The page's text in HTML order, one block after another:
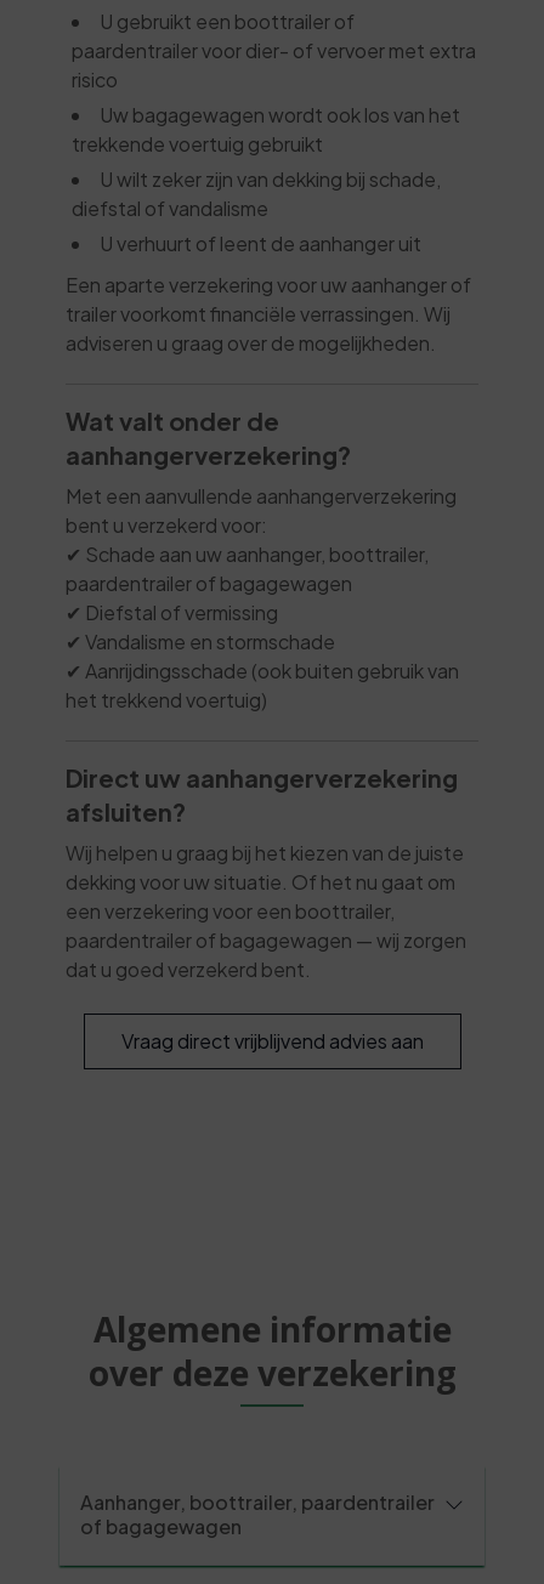
U gebruikt een boottrailer of
paardentrailer voor dier- of vervoer met extra
risico
Uw bagagewagen wordt ook los van het
trekkende voertuig gebruikt
U wilt zeker zijn van dekking bij schade,
diefstal of vandalisme
U verhuurt of leent de aanhanger uit
Een aparte verzekering voor uw aanhanger of
trailer voorkomt financiële verrassingen. Wij
adviseren u graag over de mogelijkheden.
Wat valt onder de
aanhangerverzekering?
Met een aanvullende aanhangerverzekering
bent u verzekerd voor:
✔ Schade aan uw aanhanger, boottrailer,
paardentrailer of bagagewagen
✔ Diefstal of vermissing
✔ Vandalisme en stormschade
✔ Aanrijdingsschade (ook buiten gebruik van
het trekkend voertuig)
Direct uw aanhangerverzekering
afsluiten?
Wij helpen u graag bij het kiezen van de juiste
dekking voor uw situatie. Of het nu gaat om
een verzekering voor een boottrailer,
paardentrailer of bagagewagen — wij zorgen
dat u goed verzekerd bent.
Vraag direct vrijblijvend advies aan
Algemene informatie
over deze verzekering
Aanhanger, boottrailer, paardentrailer
of bagagewagen